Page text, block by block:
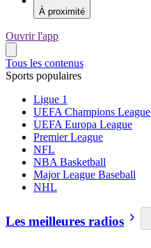
À proximité
Ouvrir l'app
Tous les contenus
Sports populaires
Ligue 1
UEFA Champions League
UEFA Europa League
Premier League
NFL
NBA Basketball
Major League Baseball
NHL
Les meilleures radios